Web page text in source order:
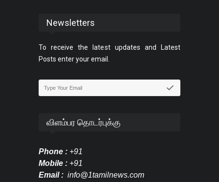
Newsletters
To receive the latest updates and Latest
Posts enter your email.
விளம்பர தொடர்புக்கு
Phone : +91
Mobile : +91
Email : info@1tamilnews.com